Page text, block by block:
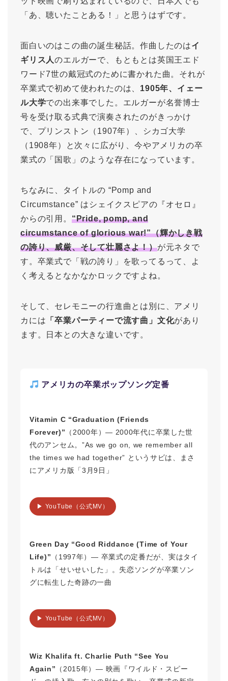
「あ、聴いたことある！」と思うはずです。
面白いのはこの曲の誕生秘話。作曲したのはイ
ギリス人のエルガーで、もともとは英国王エド
ワード7世の戴冠式のために書かれた曲。それが
卒業式で初めて使われたのは、 1905年、イェー
ル大学での出来事でした。エルガーが名誉博士
号を受け取る式典で演奏されたのがきっかけ
で、プリンストン（1907年）、シカゴ大学
（1908年）と次々に広がり、今やアメリカの卒
業式の「国歌」のような存在になっています。
ちなみに、タイトルの “Pomp and
Circumstance” はシェイクスピアの『オセロ』
からの引用。 “Pride, pomp, and
circumstance of glorious war!”（輝かしき戦
の誇り、威厳、そして壮麗さよ！）が元ネタで
す。卒業式で「戦の誇り」を歌ってるって、よ
く考えるとなかなかロックですよね。
そして、セレモニーの行進曲とは別に、アメリ
カには 「卒業パーティーで流す曲」文化があり
ます。日本との大きな違いです。
アメリカの卒業ポップソング定番
Vitamin C “Graduation (Friends
Forever)” （2000年）― 2000年代に卒業した世
代のアンセム。”As we go on, we remember all
the times we had together” というサビは、まさ
にアメリカ版「3月9日」
▶ YouTube（公式MV）
Green Day “Good Riddance (Time of Your
Life)” （1997年）― 卒業式の定番だが、実はタイ
トルは「せいせいした」。失恋ソングが卒業ソン
グに転生した奇跡の一曲
▶ YouTube（公式MV）
Wiz Khalifa ft. Charlie Puth “See You
Again” （2015年）― 映画『ワイルド・スピー